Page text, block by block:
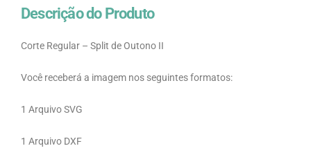
Descrição do Produto
Corte Regular – Split de Outono II
Você receberá a imagem nos seguintes formatos:
1 Arquivo SVG
1 Arquivo DXF